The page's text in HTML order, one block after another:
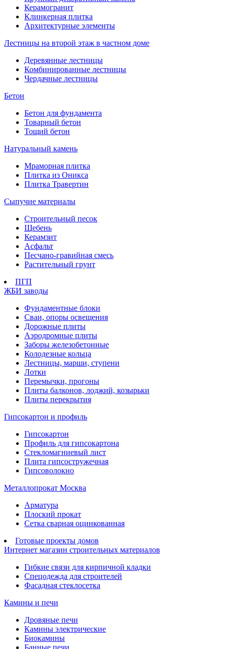
Керамогранит
Клинкерная плитка
Архитектурные элементы
Лестницы на второй этаж в частном доме
Деревянные лестницы
Комбинированные лестницы
Чердачные лестницы
Бетон
Бетон для фундамента
Товарный бетон
Тощий бетон
Натуральный камень
Мраморная плитка
Плитка из Оникса
Плитка Травертин
Сыпучие материалы
Строительный песок
Щебень
Керамзит
Асфальт
Песчано-гравийная смесь
Растительный грунт
ПГП
ЖБИ заводы
Фундаментные блоки
Сваи, опоры освещения
Дорожные плиты
Аэродромные плиты
Заборы железобетонные
Колодезные кольца
Лестницы, марши, ступени
Лотки
Перемычки, прогоны
Плиты балконов, лоджий, козырьки
Плиты перекрытия
Гипсокартон и профиль
Гипсокартон
Профиль для гипсокартона
Стекломагниевый лист
Плита гипсостружечная
Гипсоволокно
Металлопрокат Москва
Арматура
Плоский прокат
Сетка сварная оцинкованная
Готовые проекты домов
Интернет магазин строительных материалов
Гибкие связи для кирпичной кладки
Спецодежда для строителей
Фасадная стеклосетка
Камины и печи
Дровяные печи
Камины электрические
Биокамины